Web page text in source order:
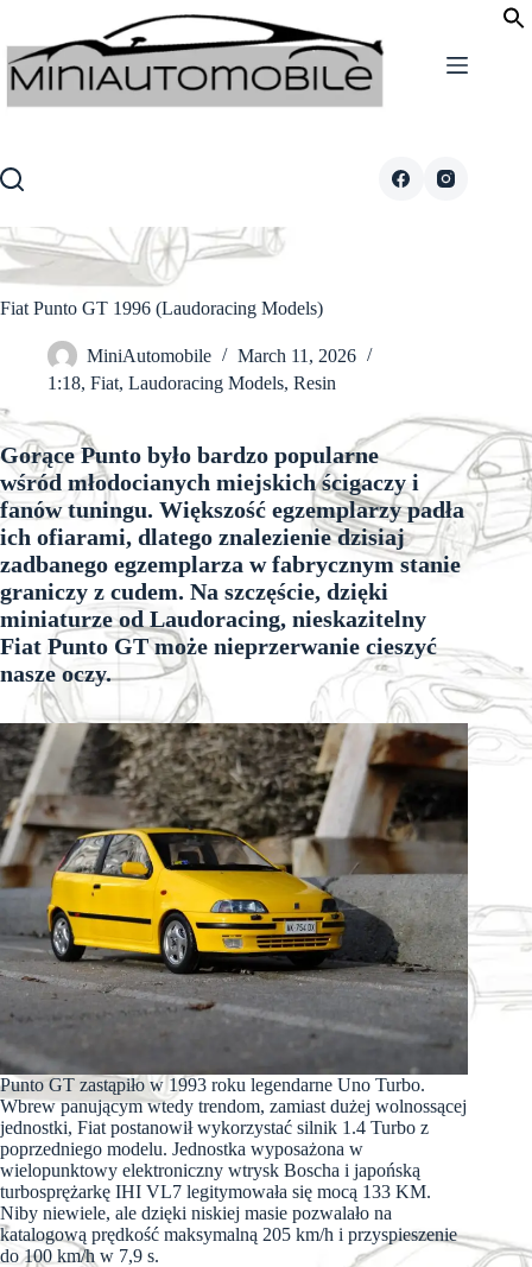
content
Fiat Punto GT 1996 (Laudoracing Models)
MiniAutomobile
March 11, 2026
1:18, Fiat, Laudoracing Models, Resin
Gorące Punto było bardzo popularne
wśród młodocianych miejskich ścigaczy i
fanów tuningu. Większość egzemplarzy padła
ich ofiarami, dlatego znalezienie dzisiaj
zadbanego egzemplarza w fabrycznym stanie
graniczy z cudem. Na szczęście, dzięki
miniaturze od Laudoracing, nieskazitelny
Fiat Punto GT może nieprzerwanie cieszyć
nasze oczy.
Punto GT zastąpiło w 1993 roku legendarne Uno Turbo.
Wbrew panującym wtedy trendom, zamiast dużej wolnossącej
jednostki, Fiat postanowił wykorzystać silnik 1.4 Turbo z
poprzedniego modelu. Jednostka wyposażona w
wielopunktowy elektroniczny wtrysk Boscha i japońską
turbosprężarkę IHI VL7 legitymowała się mocą 133 KM.
Niby niewiele, ale dzięki niskiej masie pozwalało na
katalogową prędkość maksymalną 205 km/h i przyspieszenie
do 100 km/h w 7,9 s.